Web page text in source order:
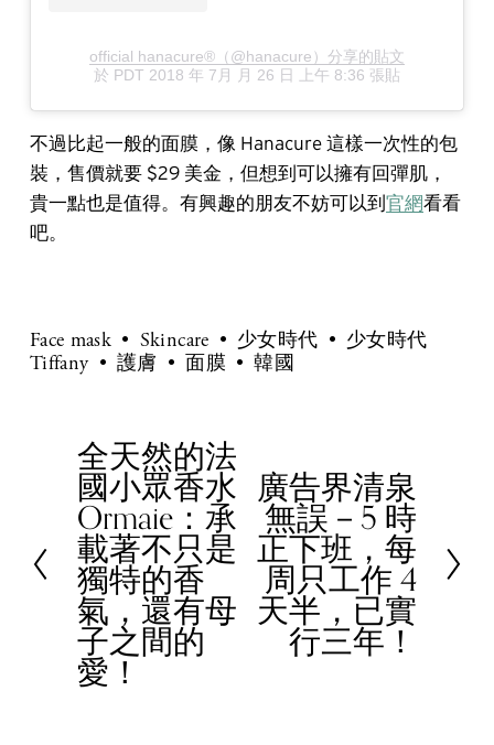
official hanacure®（@hanacure）分享的貼文
於 PDT 2018 年 7月 月 26 日 上午 8:36 張貼
不過比起一般的面膜，像 Hanacure 這樣一次性的包
裝，售價就要 $29 美金，但想到可以擁有回彈肌，
貴一點也是值得。有興趣的朋友不妨可以到 官網看看
吧。
Face mask Skincare 少女時代
少女時代
Tiffany
護膚 面膜 韓國
P
r
e
v
i
o
u
s
全天然的法
國小眾香水
Ormaie：承
載著不只是
獨特的香
氣，還有母
子之間的
愛！
廣告界清泉
無誤－5 時
正下班，每
周只工作 4
天半，已實
行三年！